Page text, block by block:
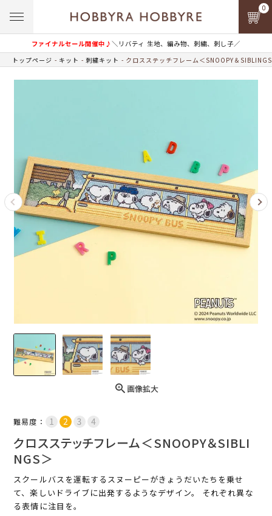
ファイナルセール開催中♪＼リバティ 生地、編み物、刺繍、刺し子／
0
トップページ キット 刺繍キット クロスステッチフレーム＜SNOOPY＆
画像拡大
難易度：
クロスステッチフレーム＜SNOOPY＆SIBLI
NGS＞
スクールバスを運転するスヌーピーがきょうだいたちを乗せ
て、楽しいドライブに出発するようなデザイン。 それぞれ異な
る表情に注目を。